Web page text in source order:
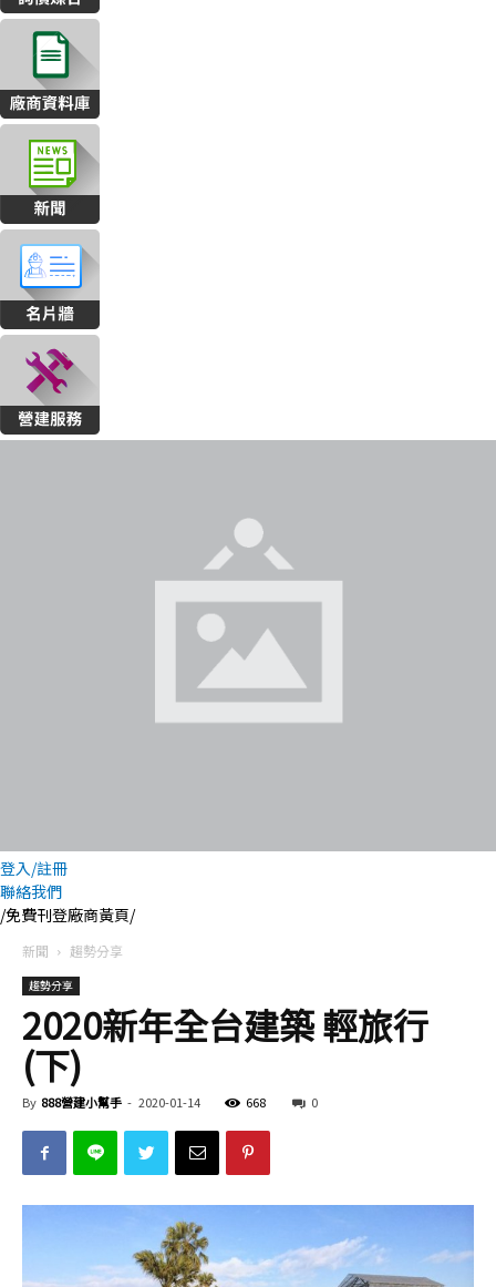
登入/註冊
聯絡我們
/免費刊登廠商黃頁/
新聞 趨勢分享
趨勢分享
2020新年全台建築 輕旅行
(下)
By 888營建小幫手 - 2020-01-14 668 0